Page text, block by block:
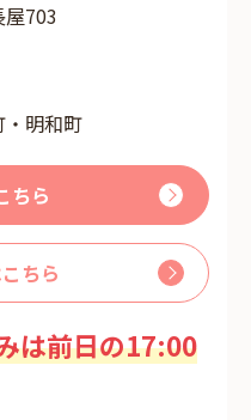
703
明和町
ちら
ちら
は前日の17:00